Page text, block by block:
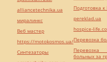
alliancetechnika.ua
миралинкс
Веб мастер
https://motokosmos.ua/
Синтезаторы
Подготовка
pereklad.ua
hospice-
Перевозка
больных за